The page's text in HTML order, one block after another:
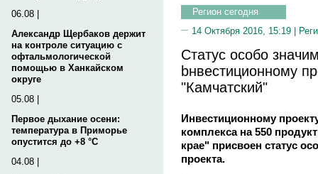
06.08 |
Александр Щербаков держит
на контроле ситуацию с
офтальмологической
помощью в Ханкайском
округе
05.08 |
Первое дыхание осени:
температура в Приморье
опустится до +8 °C
04.08 |
Регион сегодня
14 Октября 2016, 15:19 |
Cтатус особо
bнвестиционному
"Камчатский"
Инвестиционному
комплекса на 550
крае" присвоен статус
проекта.